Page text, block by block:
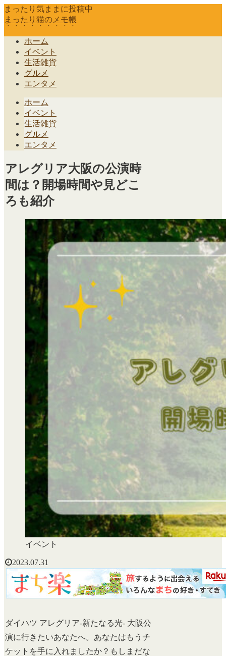
まったり気ままに投稿中
まったり猫のメモ帳
ホーム
イベント
生活雑貨
グルメ
エンタメ
ホーム
イベント
生活雑貨
グルメ
エンタメ
アレグリア大阪の公演時
間は？開場時間や見どこ
ろも紹介
イベント
2023.07.31
ダイハツ アレグリア-新たなる光- 大阪公
演に行きたいあなたへ。あなたはもうチ
ケットを手に入れましたか？もしまだな